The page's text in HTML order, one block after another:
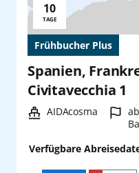
Frühbucher Plus
Spanien,
Civitavecchia 1
Schiff:
AIDAcosma
Verfügbare
Reisedauer:
10
TAGE